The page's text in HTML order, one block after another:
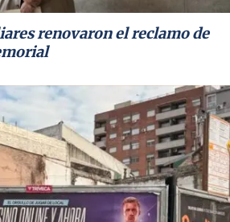
renovaron el reclamo de